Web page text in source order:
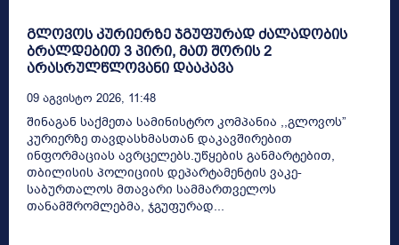
გლოვოს კურიერზე ჯგუფურად ძალადობის
ბრალდებით 3 პირი, მათ შორის 2
არასრულწლოვანი დააკავა
09 Აგვისტო 2026, 11:48
შინაგან საქმეთა სამინისტრო კომპანია ,,გლოვოს”
კურიერზე თავდასხმასთან დაკავშირებით
ინფორმაციას ავრცელებს.უწყების განმარტებით,
თბილისის პოლიციის დეპარტამენტის ვაკე-
საბურთალოს მთავარი სამმართველოს
თანამშრომლებმა, ჯგუფურად...